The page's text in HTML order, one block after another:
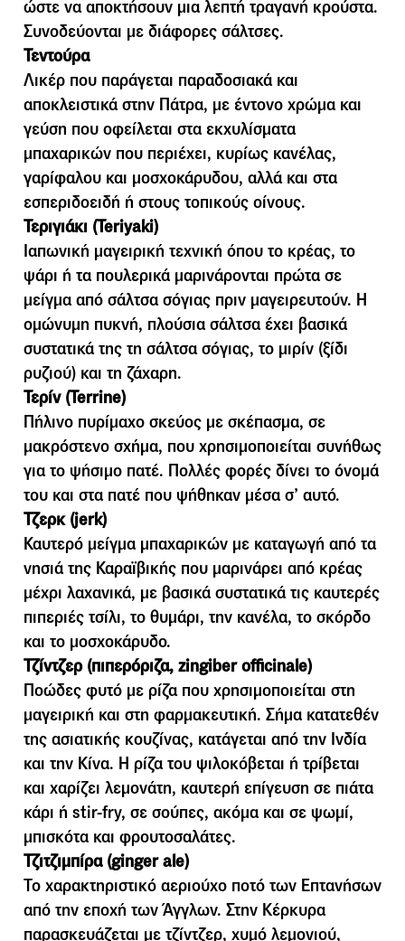
ώστε να αποκτήσουν μια λεπτή τραγανή κρούστα.
Συνοδεύονται με διάφορες σάλτσες.
Τεντούρα
Λικέρ που παράγεται παραδοσιακά και
αποκλειστικά στην Πάτρα, µε έντονο χρώµα και
γεύση που οφείλεται στα εκχυλίσµατα
µπαχαρικών που περιέχει, κυρίως κανέλας,
γαρίφαλου και µοσχοκάρυδου, αλλά και στα
εσπεριδοειδή ή στους τοπικούς οίνους.
Τεριγιάκι (Teriyaki)
Ιαπωνική µαγειρική τεχνική όπου το κρέας, το
ψάρι ή τα πουλερικά µαρινάρονται πρώτα σε
µείγµα από σάλτσα σόγιας πριν µαγειρευτούν. Η
οµώνυµη πυκνή, πλούσια σάλτσα έχει βασικά
συστατικά της τη σάλτσα σόγιας, το µιρίν (ξίδι
ρυζιού) και τη ζάχαρη.
Τερίν (Terrine)
Πήλινο πυρίμαχο σκεύος με σκέπασμα, σε
μακρόστενο σχήμα, που χρησιμοποιείται συνήθως
για το ψήσιμο πατέ. Πολλές φορές δίνει το όνομά
του και στα πατέ που ψήθηκαν μέσα σ’ αυτό.
Τζερκ (jerk)
Καυτερό µείγµα µπαχαρικών µε καταγωγή από τα
νησιά της Καραϊβικής που µαρινάρει από κρέας
µέχρι λαχανικά, µε βασικά συστατικά τις καυτερές
πιπεριές τσίλι, το θυµάρι, την κανέλα, το σκόρδο
και το µοσχοκάρυδο.
Τζίντζερ (πιπερόριζα, zingiber officinale)
Ποώδες φυτό µε ρίζα που χρησιµοποιείται στη
µαγειρική και στη φαρµακευτική. Σήµα κατατεθέν
της ασιατικής κουζίνας, κατάγεται από την Ινδία
και την Κίνα. Η ρίζα του ψιλοκόβεται ή τρίβεται
και χαρίζει λεµονάτη, καυτερή επίγευση σε πιάτα
κάρι ή stir-fry, σε σούπες, ακόµα και σε ψωµί,
µπισκότα και φρουτοσαλάτες.
Τζιτζιµπίρα (ginger ale)
Το χαρακτηριστικό αεριούχο ποτό των Επτανήσων
από την εποχή των Άγγλων. Στην Κέρκυρα
παρασκευάζεται µε τζίντζερ, χυµό λεµονιού,